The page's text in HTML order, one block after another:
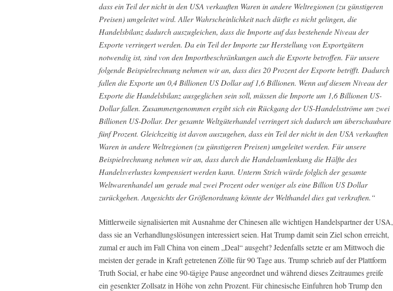
dass ein Teil der nicht in den USA verkauften Waren in andere Weltregionen (zu günstigeren
Preisen) umgeleitet wird. Aller Wahrscheinlichkeit nach dürfte es nicht gelingen, die
Handelsbilanz dadurch auszugleichen, dass die Importe auf das bestehende Niveau der
Exporte verringert werden. Da ein Teil der Importe zur Herstellung von Exportgütern
notwendig ist, sind von den Importbeschränkungen auch die Exporte betroffen. Für unsere
folgende Beispielrechnung nehmen wir an, dass dies 20 Prozent der Exporte betrifft. Dadurch
fallen die Exporte um 0,4 Billionen US Dollar auf 1,6 Billionen. Wenn auf diesem Niveau der
Exporte die Handelsbilanz ausgeglichen sein soll, müssen die Importe um 1,6 Billionen US-
Dollar fallen. Zusammengenommen ergibt sich ein Rückgang der US-Handelsströme um zwei
Billionen US-Dollar. Der gesamte Weltgüterhandel verringert sich dadurch um überschaubare
fünf Prozent. Gleichzeitig ist davon auszugehen, dass ein Teil der nicht in den USA verkauften
Waren in andere Weltregionen (zu günstigeren Preisen) umgeleitet werden. Für unsere
Beispielrechnung nehmen wir an, dass durch die Handelsumlenkung die Hälfte des
Handelsverlustes kompensiert werden kann. Unterm Strich würde folglich der gesamte
Weltwarenhandel um gerade mal zwei Prozent oder weniger als eine Billion US Dollar
zurückgehen. Angesichts der Größenordnung könnte der Welthandel dies gut verkraften.“
Mittlerweile signalisierten mit Ausnahme der Chinesen alle wichtigen Handelspartner der USA,
dass sie an Verhandlungslösungen interessiert seien. Hat Trump damit sein Ziel schon erreicht,
zumal er auch im Fall China von einem „Deal“ ausgeht? Jedenfalls setzte er am Mittwoch die
meisten der gerade in Kraft getretenen Zölle für 90 Tage aus. Trump schrieb auf der Plattform
Truth Social, er habe eine 90-tägige Pause angeordnet und während dieses Zeitraumes greife
ein gesenkter Zollsatz in Höhe von zehn Prozent. Für chinesische Einfuhren hob Trump den